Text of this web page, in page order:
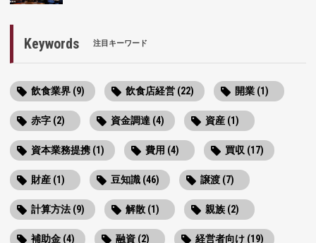
Keywords 注目キーワード
飲食業界 (9) 飲食店経営 (22) 開業 (1)
赤字 (2) 資金調達 (4) 資産 (1)
資本業務提携 (1) 費用 (4) 買収 (17)
財産 (1) 豆知識 (46) 譲渡 (7)
計算方法 (9) 解散 (1) 親族 (2)
補助金 (4) 融資 (2) 経営者向け (19)